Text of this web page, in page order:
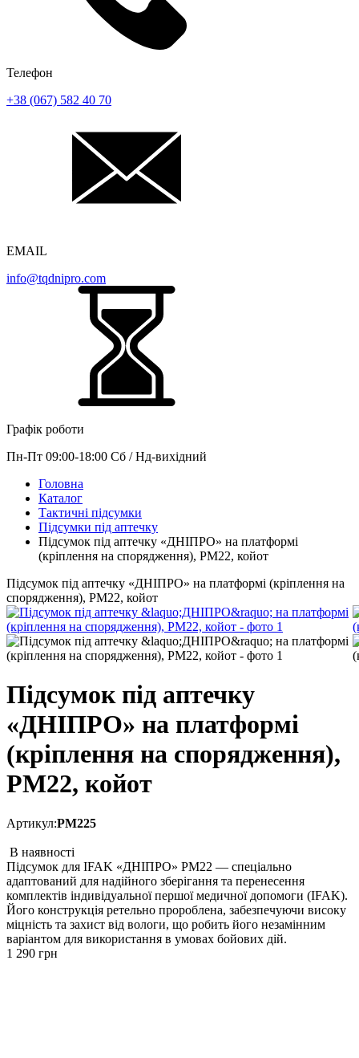
Телефон
+38 (067) 582 40 70
EMAIL
info@tqdnipro.com
Графік роботи
Пн-Пт 09:00-18:00 Сб / Нд-вихідний
Головна
Каталог
Тактичні підсумки
Підсумки під аптечку
Підсумок під аптечку «ДНІПРО» на платформі
(кріплення на спорядження), PM22, койот
Підсумок під аптечку «ДНІПРО» на платформі (кріплення на
спорядження), PM22, койот
Підсумок під аптечку
«ДНІПРО» на платформі
(кріплення на спорядження),
PM22, койот
Артикул:PM225
В наявності
Підсумок для IFAK «ДНІПРО» PM22 — спеціально
адаптований для надійного зберігання та перенесення
комплектів індивідуальної першої медичної допомоги (IFAK).
Його конструкція ретельно пророблена, забезпечуючи високу
міцність та захист від вологи, що робить його незамінним
варіантом для використання в умовах бойових дій.
1 290 грн